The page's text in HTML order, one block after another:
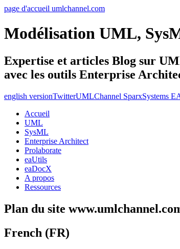
page d'accueil umlchannel.com
Modélisation UML,
Expertise et articles Blog sur
avec les outils Enterprise
english versionTwitterUMLChannel SparxSystems
Accueil
UML
SysML
Enterprise Architect
Prolaborate
eaUtils
eaDocX
A propos
Ressources
Plan du site
French (FR)